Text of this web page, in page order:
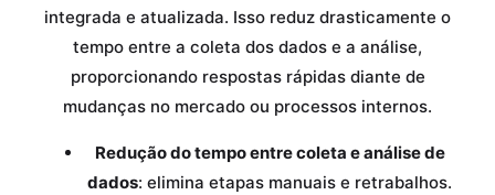
integrada e atualizada. Isso reduz drasticamente o
tempo entre a coleta dos dados e a análise,
proporcionando respostas rápidas diante de
mudanças no mercado ou processos internos.
Redução do tempo entre coleta e análise de
dados: elimina etapas manuais e retrabalhos.